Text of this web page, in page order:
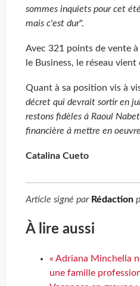
sommes inquiets pour cet été
mais c'est dur".
Avec 321 points de vente
le Business, le réseau
Quant à sa position vis à
décret qui devrait sortir en
restons fidèles à Raoul
financière à mettre en
Catalina Cueto
Article signé par Rédaction
À lire aussi
« Adriana Minchella
une famille